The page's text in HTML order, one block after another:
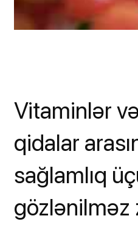
Vitaminlər
qidalar
sağlamlıq
gözlənilməz